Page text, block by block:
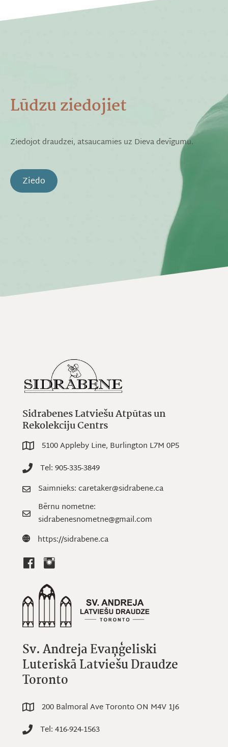
Lūdzu ziedojiet
Ziedojot draudzei, atsaucamies uz Dieva devīgumu.
Ziedo
Sv. Andreja Evaņģeliski
Luteriskā Latviešu Draudze
Toronto
200 Balmoral Ave Toronto ON M4V 1J6
200 Balmoral Ave Toronto ON M4V 1J6
Tel: 416-924-1563
Tel: 416-924-1563
Sidrabenes Latviešu Atpūtas un
Rekolekciju Centrs
5100 Appleby Line, Burlington L7M 0P5
5100 Appleby Line, Burlington L7M 0P5
Tel: 905-335-3849
Tel: 905-335-3849
Saimnieks: caretaker@sidrabene.ca
Saimnieks: caretaker@sidrabene.ca
Bērnu nometne: sidrabenesnometne@gmail.com
Bērnu nometne:
sidrabenesnometne@gmail.com
Website: https://sidrabene.ca
https://sidrabene.ca